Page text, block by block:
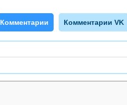
Комментарии Комментарии VK